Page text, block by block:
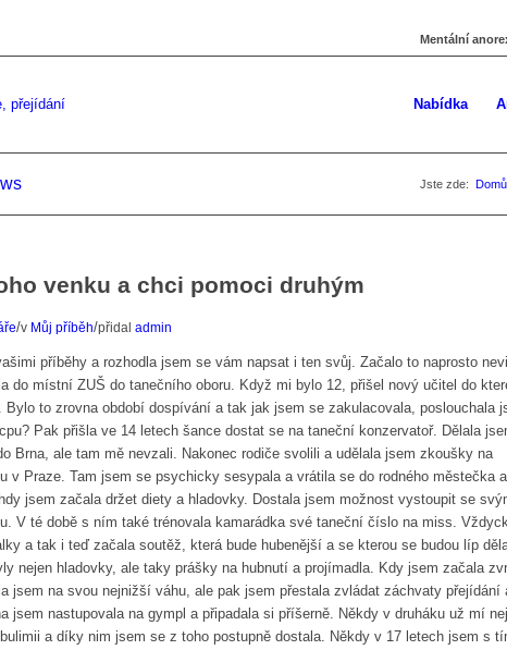
Mentální
Nabídka
Jste zde: Domů
venku a chci pomoci druhým
/v Můj příběh/přidal admin
příběhy a rozhodla jsem se vám napsat i ten svůj. Začalo to naprosto
do místní ZUŠ do tanečního oboru. Když mi bylo 12, přišel nový učitel do
Bylo to zrovna období dospívání a tak jak jsem se zakulacovala, poslouchala
Pak přišla ve 14 letech šance dostat se na taneční konzervatoř. Dělala
Brna, ale tam mě nevzali. Nakonec rodiče svolili a udělala jsem zkoušky na
v Praze. Tam jsem se psychicky sesypala a vrátila se do rodného městečka a
jsem začala držet diety a hladovky. Dostala jsem možnost vystoupit se
V té době s ním také trénovala kamarádka své taneční číslo na miss.
a tak i teď začala soutěž, která bude hubenější a se kterou se budou líp
nejen hladovky, ale taky prášky na hubnutí a projímadla. Kdy jsem začala
jsem na svou nejnižší váhu, ale pak jsem přestala zvládat záchvaty přejídání
jsem nastupovala na gympl a připadala si příšerně. Někdy v druháku už mí
a díky nim jsem se z toho postupně dostala. Někdy v 17 letech jsem s